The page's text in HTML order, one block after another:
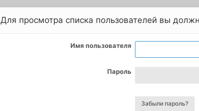
Для просмотра списка пользователей вы
Имя пользователя
Пароль
Забыли пароль?